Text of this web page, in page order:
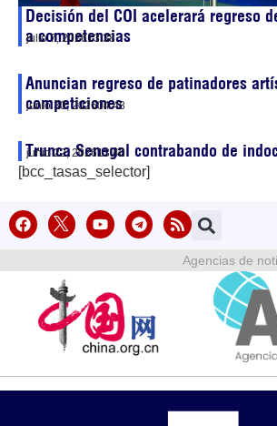
Decisión del COI acelerará regreso
a competencias
julio 7, 202613:38
Anuncian regreso de patinadores
competiciones
junio 30, 202604:48
Trunca Senegal contrabando de
junio 22, 202613:40
[bcc_tasas_selector]
Agencias de